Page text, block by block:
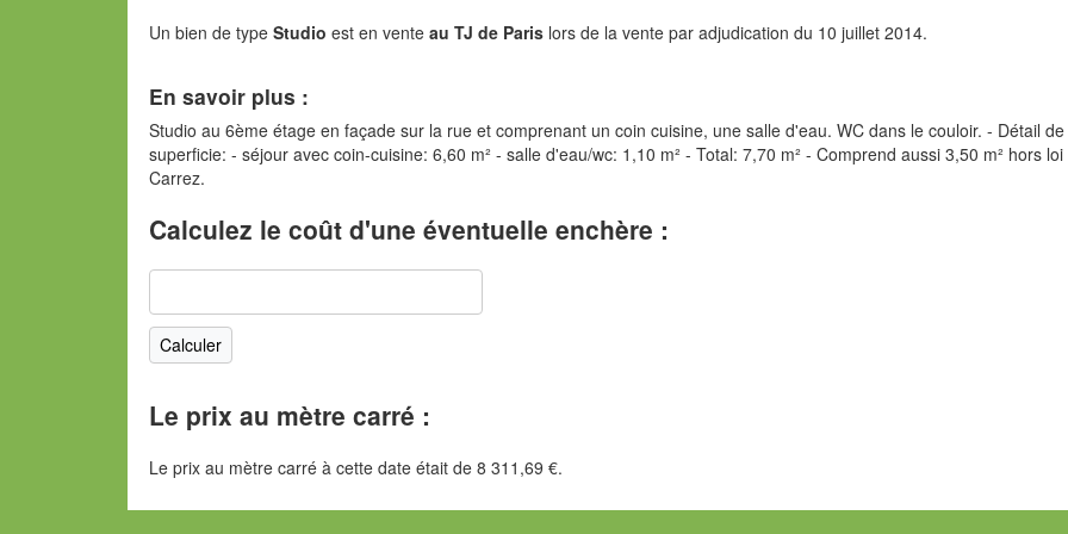
Un bien de type Studio est en vente au TJ de Paris lors de la vente par adjudication du 10 juillet 2014.
En savoir plus :
Studio au 6ème étage en façade sur la rue et comprenant un coin cuisine, une salle d'eau. WC dans le couloir. - Détail
superficie: - séjour avec coin-cuisine: 6,60 m² - salle d'eau/wc: 1,10 m² - Total: 7,70 m² - Comprend aussi 3,50 m² hors loi
Carrez.
Calculez le coût d'une éventuelle enchère :
Le prix au mètre carré :
Le prix au mètre carré à cette date était de 8 311,69 €.